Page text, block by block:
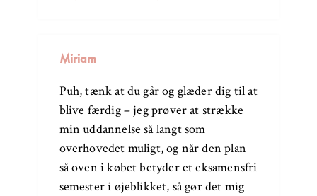
Miriam
Puh, tænk at du går og glæder dig til at
blive færdig – jeg prøver at strække
min uddannelse så langt som
overhovedet muligt, og når den plan
så oven i købet betyder et eksamensfri
semester i øjeblikket, så gør det mig